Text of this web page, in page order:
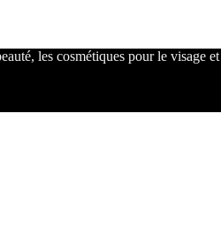
les cosmétiques pour le visage